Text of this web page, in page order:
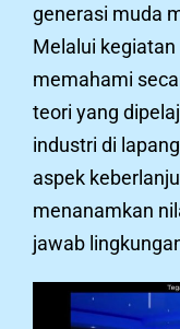
generasi muda
Melalui
memahami
teori yang
industri di
aspek
menanamkan
jawab